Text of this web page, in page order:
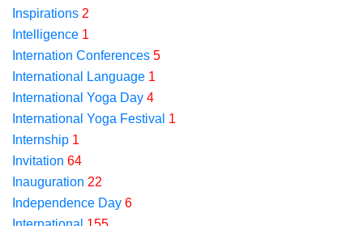
Inspirations 2
Intelligence 1
Internation Conferences 5
International Language 1
International Yoga Day 4
International Yoga Festival 1
Internship 1
Invitation 64
Inauguration 22
Independence Day 6